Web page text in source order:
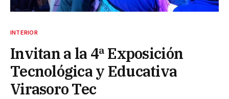
INTERIOR
Invitan a la 4ª Exposición
Tecnológica y Educativa
Virasoro Tec